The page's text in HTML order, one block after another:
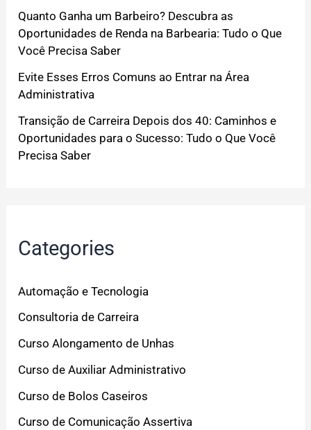
Quanto Ganha um Barbeiro? Descubra as
Oportunidades de Renda na Barbearia: Tudo o Que
Você Precisa Saber
Evite Esses Erros Comuns ao Entrar na Área
Administrativa
Transição de Carreira Depois dos 40: Caminhos e
Oportunidades para o Sucesso: Tudo o Que Você
Precisa Saber
Categories
Automação e Tecnologia
Consultoria de Carreira
Curso Alongamento de Unhas
Curso de Auxiliar Administrativo
Curso de Bolos Caseiros
Curso de Comunicação Assertiva